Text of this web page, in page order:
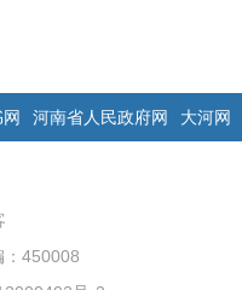
河南省人民政府网 大河网
：450008